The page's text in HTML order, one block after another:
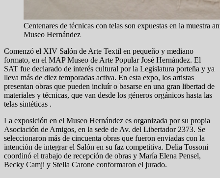
Centenares de técnicas con telas son expuestas en la muestra
Museo Hernández
Comenzó el XIV Salón de Arte Textil en pequeño y mediano
formato, en el MAP Museo de Arte Popular José Hernández. El
SAT fue declarado de interés cultural por la Legislatura porteña y ya
lleva más de diez temporadas activa. En esta expo, los artistas
presentan obras que pueden incluír o basarse en una gran libertad de
materiales y técnicas, que van desde los géneros orgánicos hasta las
telas sintéticas .
La exposición en el Museo Hernández es organizada por su propia
Asociación de Amigos, en la sede de Av. del Libertador 2373. Se
seleccionaron más de cincuenta obras que fueron enviadas con la
intención de integrar el Salón en su faz competitiva. Delia Tossoni
coordinó el trabajo de recepción de obras y María Elena Pensel,
Becky Camji y Stella Carone conformaron el jurado.